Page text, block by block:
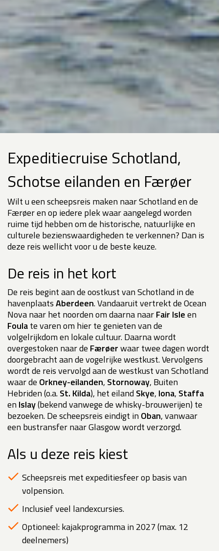
Expeditiecruise Schotland,
Schotse eilanden en Færøer
Wilt u een scheepsreis maken naar Schotland en de
Færøer en op iedere plek waar aangelegd worden
ruime tijd hebben om de historische, natuurlijke en
culturele bezienswaardigheden te verkennen? Dan is
deze reis wellicht voor u de beste keuze.
De reis in het kort
De reis begint aan de oostkust van Schotland in de
havenplaatsAberdeen. Vandaaruit vertrekt de Ocean
Nova naar het noorden om daarna naarFair Isleen
Foulate varen om hier te genieten van de
volgelrijkdom en lokale cultuur. Daarna wordt
overgestoken naar de Færøerwaar twee dagen wordt
doorgebracht aan de vogelrijke westkust. Vervolgens
wordt de reis vervolgd aan de westkust van Schotland
waar de Orkney-eilanden, Stornoway, Buiten
Hebriden (o.a.St. Kilda), het eiland Skye, Iona, Staffa
en Islay(bekend vanwege de whisky-brouwerijen) te
bezoeken. De scheepsreis eindigt in Oban, vanwaar
een bustransfer naar Glasgow wordt verzorgd.
Als u deze reis kiest
Scheepsreis met expeditiesfeer op basis van
volpension.
Inclusief veel landexcursies.
Optioneel: kajakprogramma in 2027 (max. 12
deelnemers)